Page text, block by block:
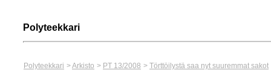
Polyteekkari
Polyteekkari >Arkisto > PT 13/2008 > Törttöilystä saa nyt suuremmat sakot